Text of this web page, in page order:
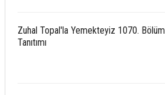
Zuhal Topal'la Yemekteyiz 1070. Bölüm
Tanıtımı